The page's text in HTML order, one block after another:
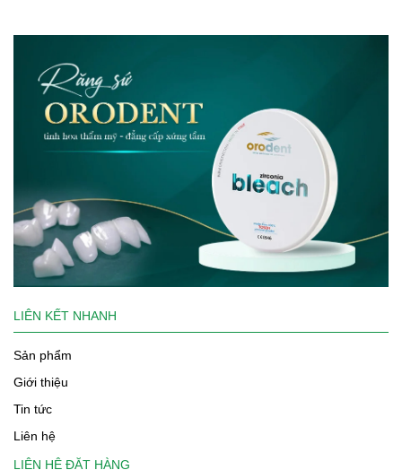
LIÊN KẾT NHANH
Sản phẩm
Giới thiệu
Tin tức
Liên hệ
LIÊN HỆ ĐẶT HÀNG